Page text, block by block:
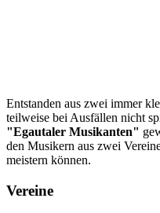
Entstanden aus zwei immer
teilweise bei Ausfällen nicht
"Egautaler Musikanten"
den Musikern aus zwei
meistern können.
Vereine